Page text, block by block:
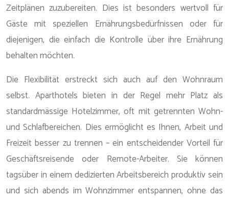
Zeitplänen zuzubereiten. Dies ist besonders wertvoll für
Gäste mit speziellen Ernährungsbedürfnissen oder für
diejenigen, die einfach die Kontrolle über ihre Ernährung
behalten möchten.
Die Flexibilität erstreckt sich auch auf den Wohnraum
selbst. Aparthotels bieten in der Regel mehr Platz als
standardmässige Hotelzimmer, oft mit getrennten Wohn-
und Schlafbereichen. Dies ermöglicht es Ihnen, Arbeit und
Freizeit besser zu trennen – ein entscheidender Vorteil für
Geschäftsreisende oder Remote-Arbeiter. Sie können
tagsüber in einem dedizierten Arbeitsbereich produktiv sein
und sich abends im Wohnzimmer entspannen, ohne das